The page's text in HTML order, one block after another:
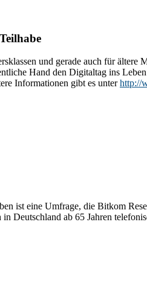
und gerade auch für
Hand den Digitaltag ins
Informationen gibt es unterhttp://
ist eine Umfrage, die Bitkom
Deutschland ab 65 Jahren